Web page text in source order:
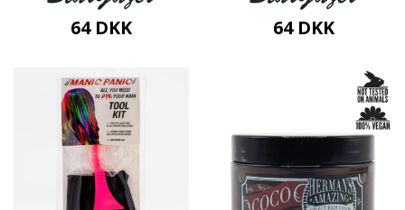
64 DKK 64 DKK